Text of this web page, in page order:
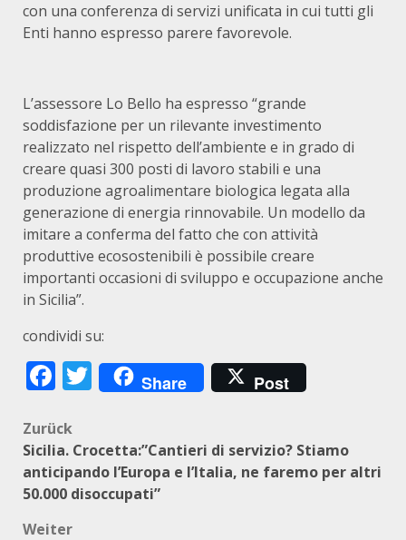
con una conferenza di servizi unificata in cui tutti gli
Enti hanno espresso parere favorevole.
L’assessore Lo Bello ha espresso “grande
soddisfazione per un rilevante investimento
realizzato nel rispetto dell’ambiente e in grado di
creare quasi 300 posti di lavoro stabili e una
produzione agroalimentare biologica legata alla
generazione di energia rinnovabile. Un modello da
imitare a conferma del fatto che con attività
produttive ecosostenibili è possibile creare
importanti occasioni di sviluppo e occupazione anche
in Sicilia”.
condividi su:
Facebook
Twitter
Share Post
Beitragsnavigation
Zurück
Sicilia. Crocetta:”Cantieri di servizio? Stiamo
anticipando l’Europa e l’Italia, ne faremo per altri
50.000 disoccupati”
Weiter